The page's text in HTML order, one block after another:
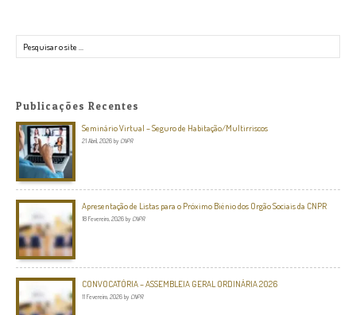
Publicações Recentes
Seminário Virtual – Seguro de Habitação/Multirriscos
21 Abril, 2026 by CNPR
Apresentação de Listas para o Próximo Biénio dos Orgão Sociais da CNPR
18 Fevereiro, 2026 by CNPR
CONVOCATÓRIA – ASSEMBLEIA GERAL ORDINÁRIA 2026
11 Fevereiro, 2026 by CNPR